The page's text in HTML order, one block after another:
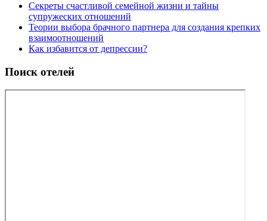
Секреты счастливой семейной жизни и тайны
супружеских отношений
Теории выбора брачного партнера для создания крепких
взаимоотношений
Как избавится от депрессии?
Поиск отелей